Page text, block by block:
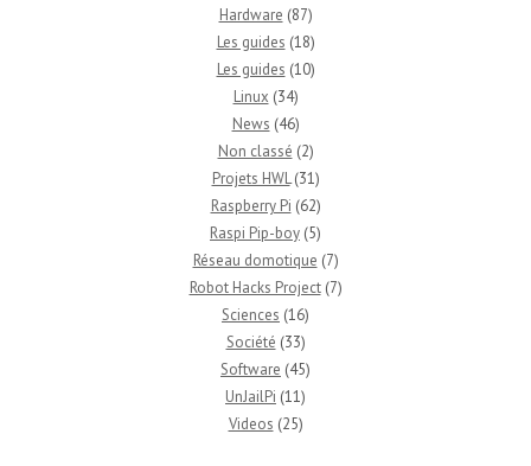
Hardware (87)
Les guides (18)
Les guides (10)
Linux (34)
News (46)
Non classé (2)
Projets HWL(31)
Raspberry Pi (62)
Raspi Pip-boy (5)
Réseau domotique (7)
Robot Hacks Project(7)
Sciences (16)
Société (33)
Software (45)
UnJailPi (11)
Videos (25)